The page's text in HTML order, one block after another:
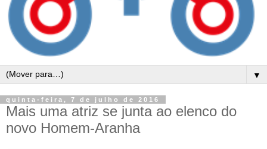
▼
quinta-feira, 7 de julho de 2016
Mais uma atriz se junta ao elenco do
novo Homem-Aranha